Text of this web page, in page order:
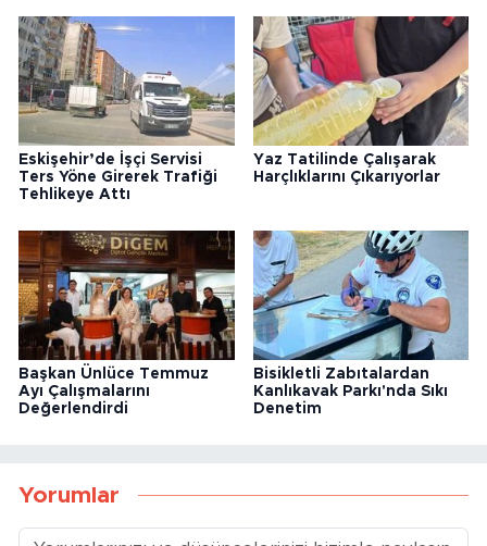
Eskişehir’de İşçi Servisi
Ters Yöne Girerek Trafiği
Tehlikeye Attı
Yaz Tatilinde Çalışarak
Harçlıklarını Çıkarıyorlar
Başkan Ünlüce Temmuz
Ayı Çalışmalarını
Değerlendirdi
Bisikletli Zabıtalardan
Kanlıkavak Parkı'nda Sıkı
Denetim
Yorumlar